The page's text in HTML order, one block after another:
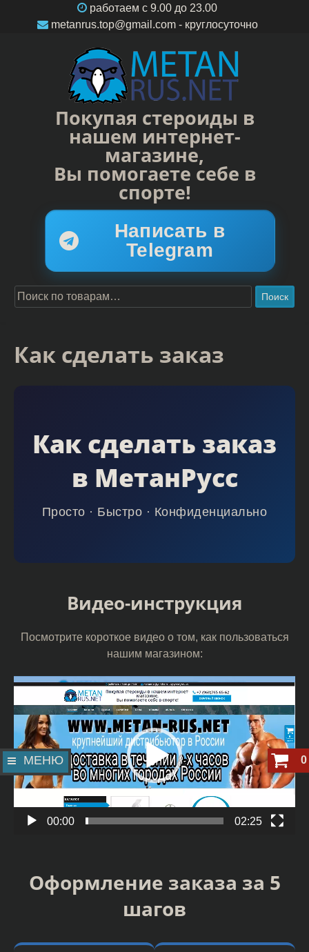
работаем c 9.00 до 23.00
metanrus.top@gmail.com- круглосуточно
Покупая стероиды в
нашем интернет-
магазине,
Вы помогаете себе в
спорте!
Написать в
Telegram
Поиск
МЕНЮ
Как сделать заказ
Как сделать заказ
в МетанРусс
Просто · Быстро · Конфиденциально
Видео-инструкция
Посмотрите короткое видео о том, как пользоваться
нашим магазином:
Видеоплеер
00:00 02:25
Оформление заказа за 5
шагов
0